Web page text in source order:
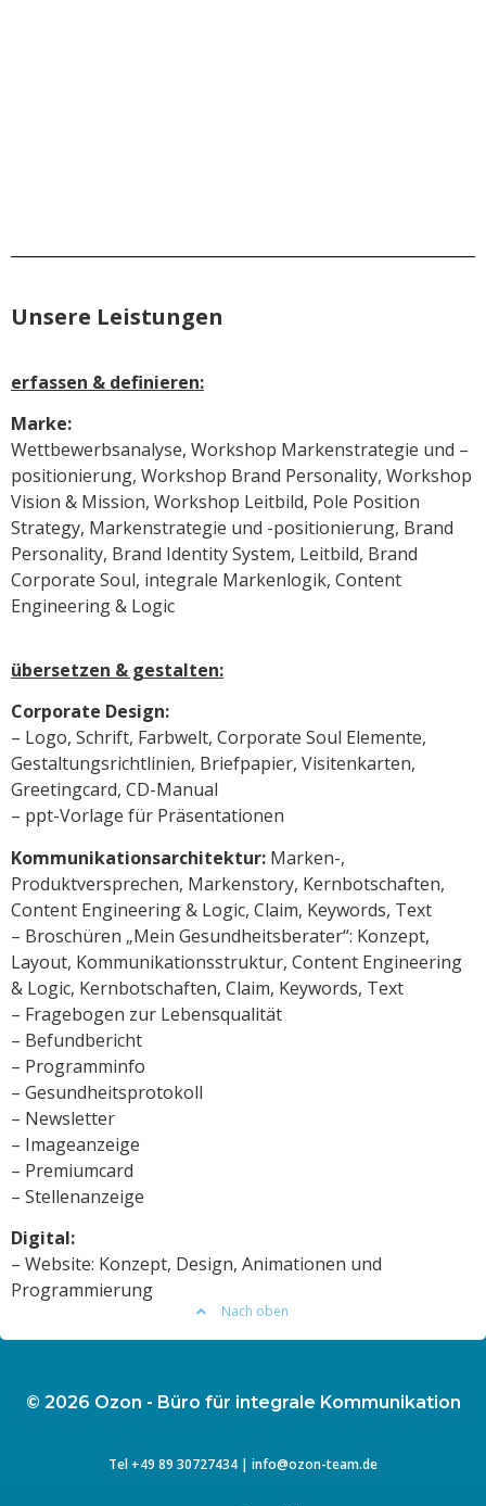
Unsere Leistungen
erfassen & definieren:
Marke:
Wettbewerbsanalyse, Workshop Markenstrategie und –
positionierung, Workshop Brand Personality, Workshop
Vision & Mission, Workshop Leitbild, Pole Position
Strategy, Markenstrategie und -positionierung, Brand
Personality, Brand Identity System, Leitbild, Brand
Corporate Soul, integrale Markenlogik, Content
Engineering & Logic
übersetzen & gestalten:
Corporate Design:
– Logo, Schrift, Farbwelt, Corporate Soul Elemente,
Gestaltungsrichtlinien, Briefpapier, Visitenkarten,
Greetingcard, CD-Manual
– ppt-Vorlage für Präsentationen
Kommunikationsarchitektur: Marken-,
Produktversprechen, Markenstory, Kernbotschaften,
Content Engineering & Logic, Claim, Keywords, Text
– Broschüren „Mein Gesundheitsberater“: Konzept,
Layout, Kommunikationsstruktur, Content Engineering
& Logic, Kernbotschaften, Claim, Keywords, Text
– Fragebogen zur Lebensqualität
– Befundbericht
– Programminfo
– Gesundheitsprotokoll
– Newsletter
– Imageanzeige
– Premiumcard
– Stellenanzeige
Digital:
– Website: Konzept, Design, Animationen und
Programmierung
Nach oben
© 2026 Ozon - Büro für integrale Kommunikation
Tel +49 89 30727434 | info@ozon-team.de